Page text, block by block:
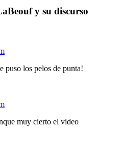
y su discurso
los pelos de punta!
muy cierto el video